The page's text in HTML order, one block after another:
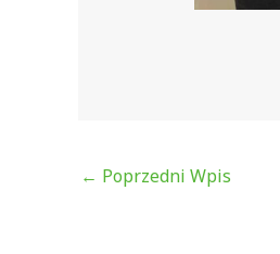
← Poprzedni Wpis